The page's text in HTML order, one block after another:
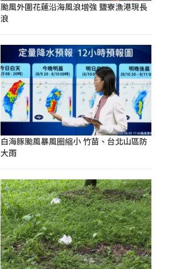
颱風外圍花蓮沿海風浪增強 鹽寮漁港現長
浪
白海豚颱風暴風圈縮小 竹苗、台北山區防
大雨